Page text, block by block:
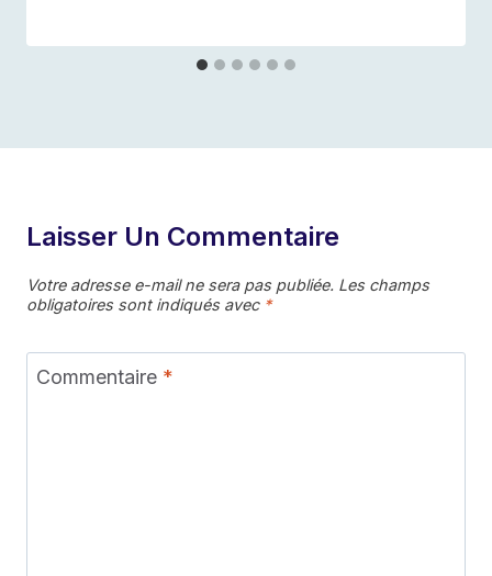
Laisser Un Commentaire
Votre adresse e-mail ne sera pas publiée. Les champs
obligatoires sont indiqués avec *
Commentaire *